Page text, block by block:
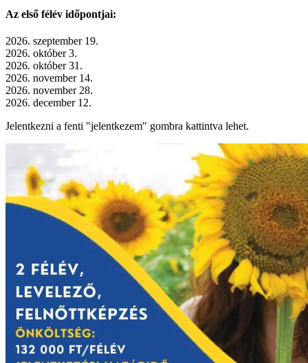
Az első félév időpontjai:
2026. szeptember 19.
2026. október 3.
2026. október 31.
2026. november 14.
2026. november 28.
2026. december 12.
Jelentkezni a fenti "jelentkezem" gombra kattintva lehet.